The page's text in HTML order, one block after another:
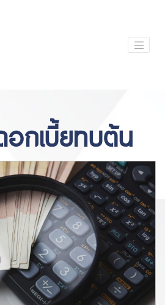
กเบี้ยทบต้น